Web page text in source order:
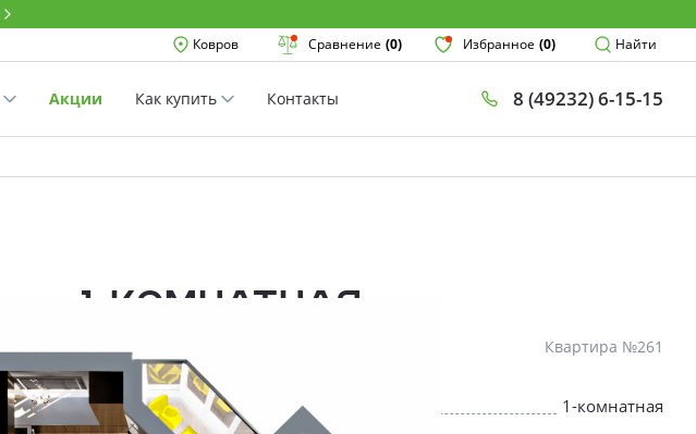
Ковров Сравнение (0) Избранное (0) Найти
Акции Как купить Контакты 8 (49232) 6-15-15
×
Поиск
1-комнатная
44.43 м² Квартира №261
Комнатность 1-комнатная
* Скидки предоставляются в